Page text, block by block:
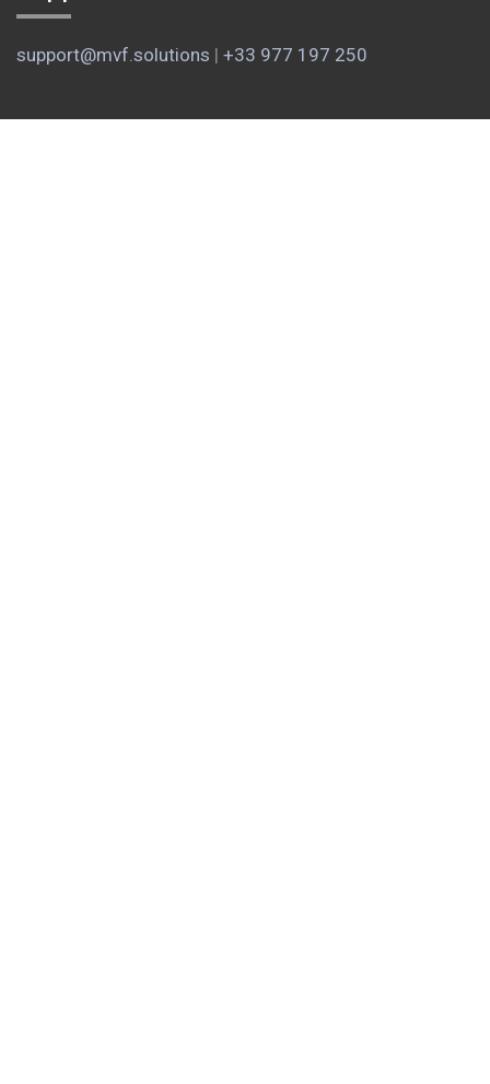
support@mvf.solutions | +33 977 197 250